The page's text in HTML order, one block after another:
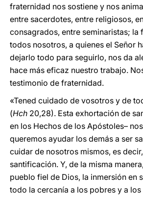
fraternidad nos sostiene y nos
entre sacerdotes, entre religiosos,
consagrados, entre seminaristas; la
todos nosotros, a quienes el Señor
dejarlo todo para seguirlo, nos da
hace más eficaz nuestro trabajo.
testimonio de fraternidad.
«Tened cuidado de vosotros y de
(Hch 20,28). Esta exhortación de
en los Hechos de los Apóstoles–
queremos ayudar los demás a ser
cuidar de nosotros mismos, es
santificación. Y, de la misma
pueblo fiel de Dios, la inmersión en
todo la cercanía a los pobres y a